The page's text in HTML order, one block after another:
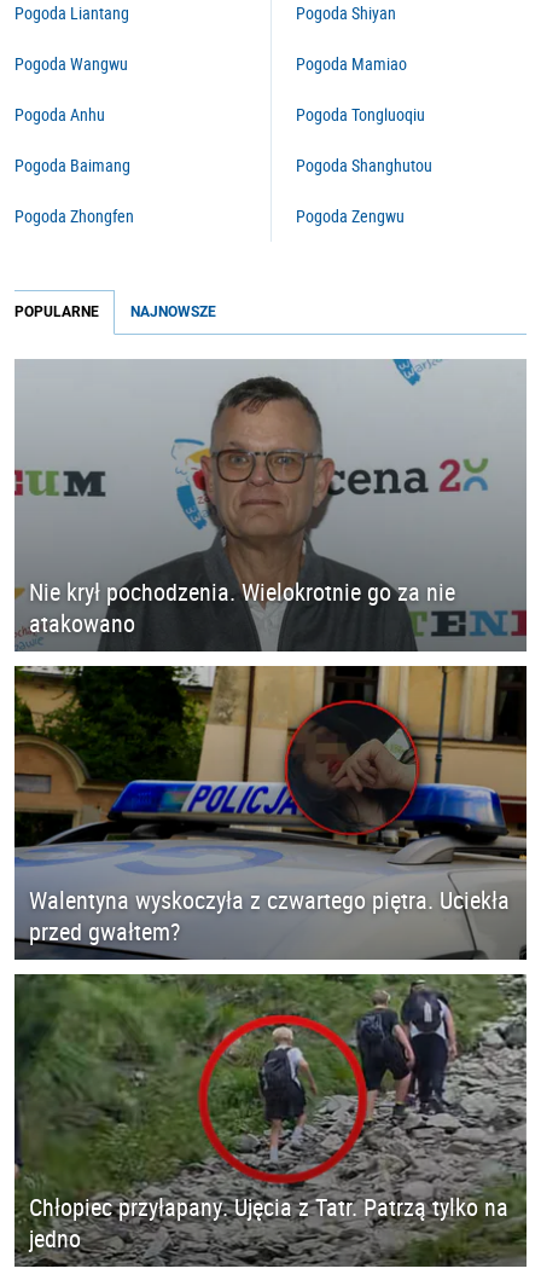
Pogoda Liantang
Pogoda Wangwu
Pogoda Anhu
Pogoda Baimang
Pogoda Zhongfen
Pogoda Shiyan
Pogoda Mamiao
Pogoda Tongluoqiu
Pogoda Shanghutou
Pogoda Zengwu
POPULARNE NAJNOWSZE
Nie krył pochodzenia. Wielokrotnie go za nie
atakowano
Walentyna wyskoczyła z czwartego piętra. Uciekła
przed gwałtem?
Chłopiec przyłapany. Ujęcia z Tatr. Patrzą tylko na
jedno